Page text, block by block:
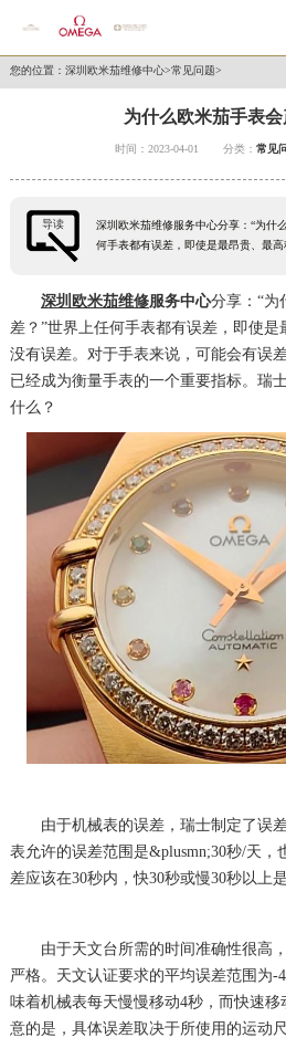
您的位置： 深圳欧米茄维修中心>常见问题>
为什么欧米茄手表会
时间：2023-04-01 分类： 常见
导读
深圳欧米茄维修服务中心分享：“为什
何手表都有误差，即使是最昂贵、最高
深圳欧米茄维修服务中心分享：“为
差？”世界上任何手表都有误差，即使
没有误差。对于手表来说，可能会有误
已经成为衡量手表的一个重要指标。瑞
什么？
由于机械表的误差，瑞士制定了误差
表允许的误差范围是&plusmn;30秒/天
差应该在30秒内，快30秒或慢30秒以上
由于天文台所需的时间准确性很高，
严格。天文认证要求的平均误差范围为-
味着机械表每天慢慢移动4秒，而快速
意的是，具体误差取决于所使用的运动尺